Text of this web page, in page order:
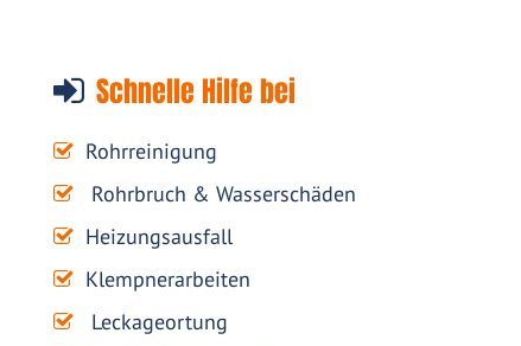
Schnelle Hilfe bei
Rohrreinigung
Rohrbruch & Wasserschäden
Heizungsausfall
Klempnerarbeiten
Leckageortung